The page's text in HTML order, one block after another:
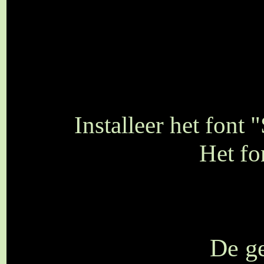
Installeer het font
Het
De